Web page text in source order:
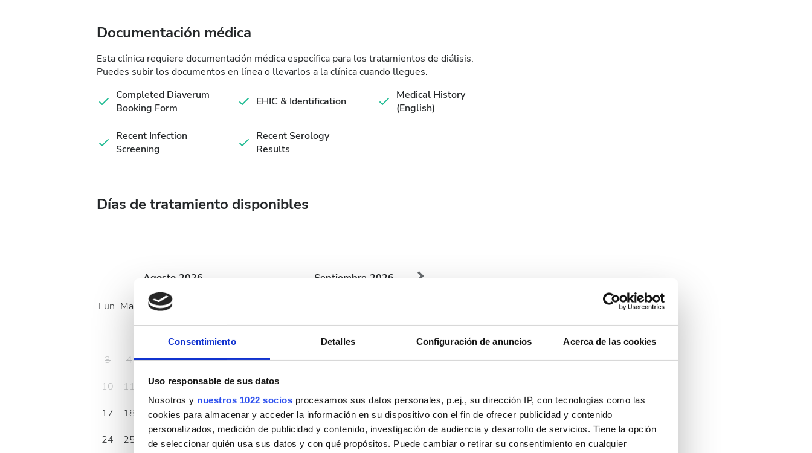
Consentimiento Detalles Configuración de anuncios Acerca de las cookies
Uso responsable de sus datos
Nosotros y nuestros 1022 socios procesamos sus datos personales, p.ej., su dirección IP, con tecnologías como las
cookies para almacenar y acceder la información en su dispositivo con el fin de ofrecer publicidad y contenido
personalizados, medición de publicidad y contenido, investigación de audiencia y desarrollo de servicios. Tiene la opción
de seleccionar quién usa sus datos y con qué propósitos. Puede cambiar o retirar su consentimiento en cualquier
Documentación médica
Esta clínica requiere documentación médica específica para los tratamientos de diálisis.
Puedes subir los documentos en línea o llevarlos a la clínica cuando llegues.
Completed Diaverum
Booking Form
EHIC & Identification
Medical History
(English)
Recent Infection
Screening
Recent Serology
Results
Días de tratamiento disponibles
Agosto 2026
Lun. Mar. Mié. Jue.
3
4 5 6 7 8
9
10
11 12 13 14 15
16
17
18 19 20 21 22
23
24
25 26 27 28 29
30
Septiembre 2026
7
8 9 10 11 12
13
21
22 23 24 25 26
27
28
29 30